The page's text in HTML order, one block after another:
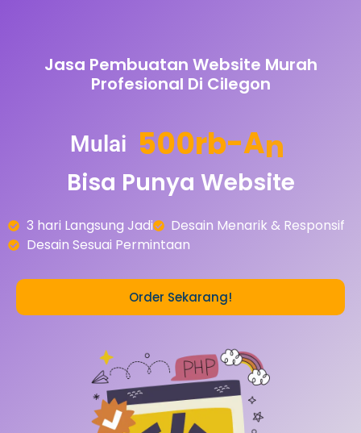
Jasa Pembuatan Website Murah
Profesional Di Cilegon
Mulai 500rb-An
Bisa Punya Website
3 hari Langsung Jadi
Desain Menarik & Responsif
Desain Sesuai Permintaan
Order Sekarang!